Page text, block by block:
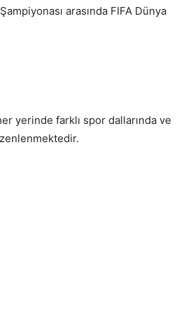
arasında FIFA Dünya
yerinde farklı spor dallarında ve